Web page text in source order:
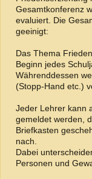
Gesamtkonferenz
evaluiert. Die
geeinigt:
Das Thema
Beginn jedes
Währenddessen
(Stopp-Hand etc.)
Jeder Lehrer kann
gemeldet werden,
Briefkasten
nach.
Dabei
Personen und